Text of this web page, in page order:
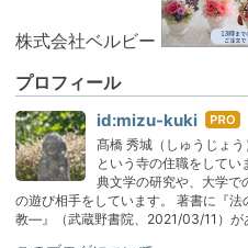
株式会社ベルビー
プロフィール
id:mizu-kuki はて
なブ
ログ
Pro
髙橋 秀城（しゅうじょ
という寺の住職をして
典文学の研究や、大学で
の遊び相手をしています。 著書に『
教―』（武蔵野書院、2021/03/11）が